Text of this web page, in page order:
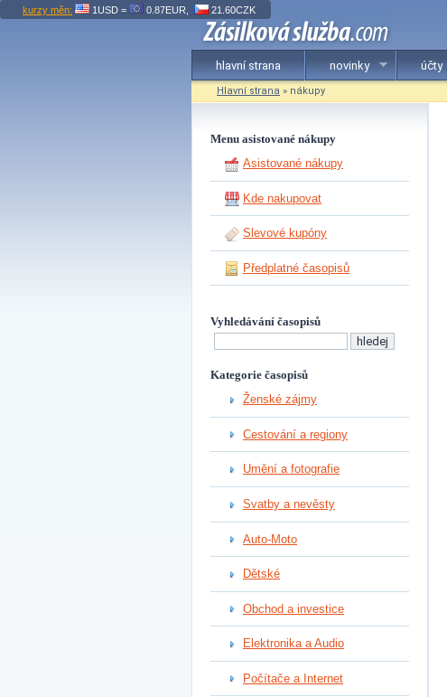
kurzy měn: 1USD = 0.87EUR, 21.60CZK
hlavní strana novinky účty
Hlavní strana » nákupy
Menu asistované nákupy
Asistované nákupy
Kde nakupovat
Slevové kupóny
Předplatné časopisů
Vyhledávání časopisů
Kategorie časopisů
Ženské zájmy
Cestování a regiony
Umění a fotografie
Svatby a nevěsty
Auto-Moto
Dětské
Obchod a investice
Elektronika a Audio
Počítače a Internet